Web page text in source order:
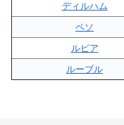
ディルハム
ペソ
ルピア
ルーブル